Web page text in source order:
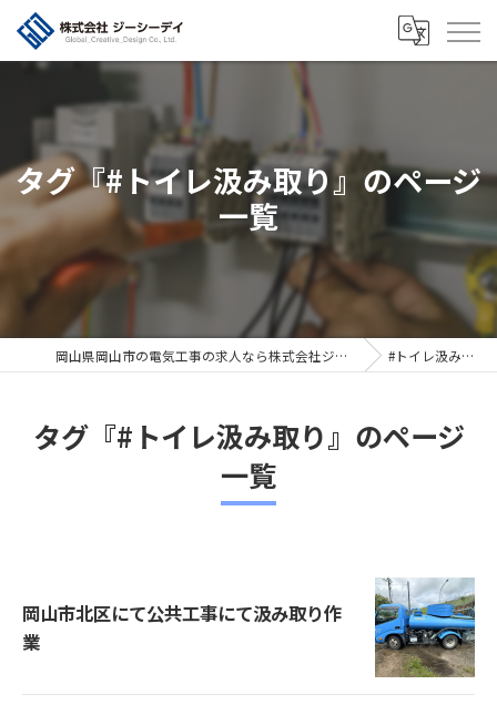
タグ『#トイレ汲み取り』のページ
一覧
岡山県岡山市の電気工事の求人なら株式会社ジーシーデイ #トイレ汲み取り
タグ『#トイレ汲み取り』のページ
一覧
岡山市北区にて公共工事にて汲み取り作
業